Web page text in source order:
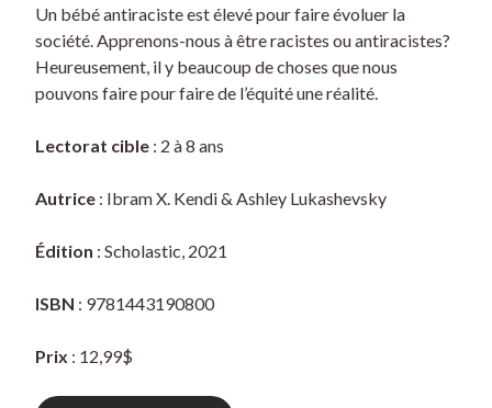
Un bébé antiraciste est élevé pour faire évoluer la
société. Apprenons-nous à être racistes ou antiracistes?
Heureusement, il y beaucoup de choses que nous
pouvons faire pour faire de l’équité une réalité.
Lectorat cible : 2 à 8 ans
Autrice : Ibram X. Kendi & Ashley Lukashevsky
Édition : Scholastic, 2021
ISBN : 9781443190800
Prix : 12,99$